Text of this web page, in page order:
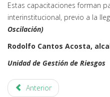
Estas capacitaciones forman
interinstitucional, previo a la
Oscilación)
Rodolfo Cantos Acosta,
Unidad de Gestión de Riesgos
Anterior